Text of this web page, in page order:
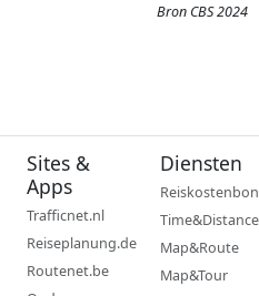
Bron CBS 2024
Sites &
Apps
Trafficnet.nl
Reiseplanung.de
Routenet.be
Diensten
Reiskostenbon
Time&Distance
Map&Route
Map&Tour